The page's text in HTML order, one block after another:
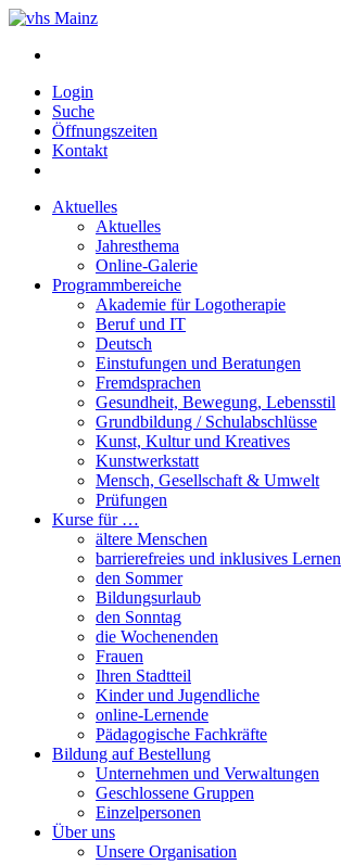
Login
Suche
Öffnungszeiten
Kontakt
Aktuelles
Aktuelles
Jahresthema
Online-Galerie
Programmbereiche
Akademie für Logotherapie
Beruf und IT
Deutsch
Einstufungen und Beratungen
Fremdsprachen
Gesundheit, Bewegung, Lebensstil
Grundbildung / Schulabschlüsse
Kunst, Kultur und Kreatives
Kunstwerkstatt
Mensch, Gesellschaft & Umwelt
Prüfungen
Kurse für …
ältere Menschen
barrierefreies und inklusives Lernen
den Sommer
Bildungsurlaub
den Sonntag
die Wochenenden
Frauen
Ihren Stadtteil
Kinder und Jugendliche
online-Lernende
Pädagogische Fachkräfte
Bildung auf Bestellung
Unternehmen und Verwaltungen
Geschlossene Gruppen
Einzelpersonen
Über uns
Unsere Organisation